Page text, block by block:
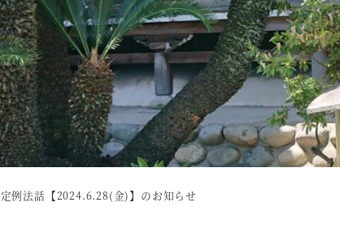
定例法話【2024.6.28(金)】のお知らせ